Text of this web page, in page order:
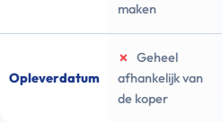
maken
Opleverdatum
✗
Geheel
afhankelijk van
de koper